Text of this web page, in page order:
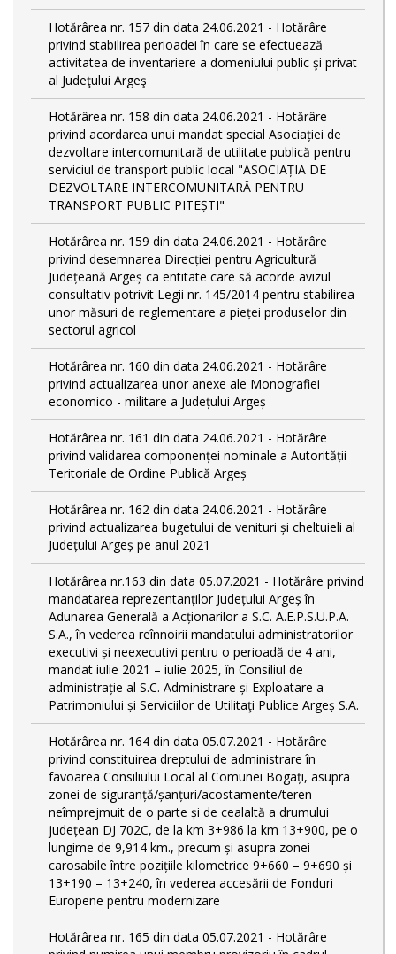
Hotărârea nr. 157 din data 24.06.2021 - Hotărâre
privind stabilirea perioadei în care se efectuează
activitatea de inventariere a domeniului public şi privat
al Judeţului Argeş
Hotărârea nr. 158 din data 24.06.2021 - Hotărâre
privind acordarea unui mandat special Asociației de
dezvoltare intercomunitară de utilitate publică pentru
serviciul de transport public local "ASOCIAȚIA DE
DEZVOLTARE INTERCOMUNITARĂ PENTRU
TRANSPORT PUBLIC PITEȘTI"
Hotărârea nr. 159 din data 24.06.2021 - Hotărâre
privind desemnarea Direcției pentru Agricultură
Județeană Argeș ca entitate care să acorde avizul
consultativ potrivit Legii nr. 145/2014 pentru stabilirea
unor măsuri de reglementare a pieței produselor din
sectorul agricol
Hotărârea nr. 160 din data 24.06.2021 - Hotărâre
privind actualizarea unor anexe ale Monografiei
economico - militare a Județului Argeș
Hotărârea nr. 161 din data 24.06.2021 - Hotărâre
privind validarea componenței nominale a Autorității
Teritoriale de Ordine Publică Argeș
Hotărârea nr. 162 din data 24.06.2021 - Hotărâre
privind actualizarea bugetului de venituri și cheltuieli al
Județului Argeș pe anul 2021
Hotărârea nr.163 din data 05.07.2021 - Hotărâre privind
mandatarea reprezentanților Județului Argeș în
Adunarea Generală a Acționarilor a S.C. A.E.P.S.U.P.A.
S.A., în vederea reînnoirii mandatului administratorilor
executivi și neexecutivi pentru o perioadă de 4 ani,
mandat iulie 2021 – iulie 2025, în Consiliul de
administrație al S.C. Administrare și Exploatare a
Patrimoniului și Serviciilor de Utilitaţi Publice Argeș S.A.
Hotărârea nr. 164 din data 05.07.2021 - Hotărâre
privind constituirea dreptului de administrare în
favoarea Consiliului Local al Comunei Bogați, asupra
zonei de siguranță/șanțuri/acostamente/teren
neîmprejmuit de o parte și de cealaltă a drumului
județean DJ 702C, de la km 3+986 la km 13+900, pe o
lungime de 9,914 km., precum și asupra zonei
carosabile între pozițiile kilometrice 9+660 – 9+690 și
13+190 – 13+240, în vederea accesării de Fonduri
Europene pentru modernizare
Hotărârea nr. 165 din data 05.07.2021 - Hotărâre